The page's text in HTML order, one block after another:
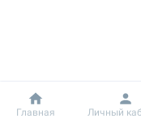
Добробут
Главная Личный